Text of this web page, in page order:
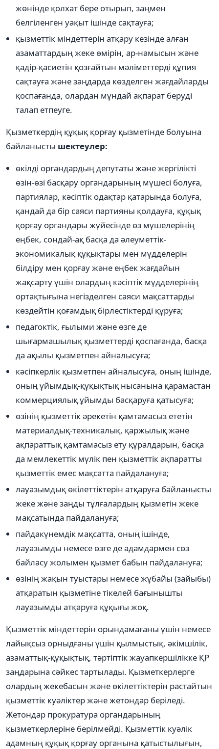
жөнінде қолхат бере отырып, заңмен
белгіленген уақыт ішінде сақтауға;
қызметтік міндеттерін атқару кезінде алған
азаматтардың жеке өмірін, ар-намысын және
қадір-қасиетін қозғайтын мәліметтерді құпия
сақтауға және заңдарда көзделген жағдайларды
қоспағанда, олардан мұндай ақпарат беруді
талап етпеуге.
Қызметкердің құқық қорғау қызметінде болуына
байланысты шектеулер:
өкілді органдардың депутаты және жергілікті
өзін-өзі басқару органдарының мүшесі болуға,
партиялар, кәсіптік одақтар қатарында болуға,
қандай да бір саяси партияны қолдауға, құқық
қорғау органдары жүйесінде өз мүшелерінің
еңбек, сондай-ақ басқа да әлеуметтік-
экономикалық құқықтары мен мүдделерін
білдіру мен қорғау және еңбек жағдайын
жақсарту үшін олардың кәсіптік мүдделерінің
ортақтығына негізделген саяси мақсаттарды
көздейтін қоғамдық бірлестіктерді құруға;
педагоктік, ғылыми және өзге де
шығармашылық қызметтерді қоспағанда, басқа
да ақылы қызметпен айналысуға;
кәсіпкерлік қызметпен айналысуға, оның ішінде,
оның ұйымдық-құқықтық нысанына қарамастан
коммерциялық ұйымды басқаруға қатысуға;
өзінің қызметтік әрекетін қамтамасыз ететін
материалдық-техникалық, қаржылық және
ақпараттық қамтамасыз ету құралдарын, басқа
да мемлекеттік мүлік пен қызметтік ақпаратты
қызметтік емес мақсатта пайдалануға;
лауазымдық өкілеттіктерін атқаруға байланысты
жеке және заңды тұлғалардың қызметін жеке
мақсатында пайдалануға;
пайдакүнемдік мақсатта, оның ішінде,
лауазымды немесе өзге де адамдармен сөз
байласу жолымен қызмет бабын пайдалануға;
өзінің жақын туыстары немесе жұбайы (зайыбы)
атқаратын қызметіне тікелей бағынышты
лауазымды атқаруға құқығы жоқ.
Қызметтік міндеттерін орындамағаны үшін немесе
лайықсыз орныдғаны үшін қылмыстық, әкімшілік,
азаматтық-құқықтық, тәртіптік жауапкершілікке ҚР
заңдарына сәйкес тартылады. Қызметкерлерге
олардың жекебасын және өкілеттіктерін растайтын
қызметтік куәліктер және жетондар беріледі.
Жетондар прокуратура органдарының
қызметкерлеріне берілмейді. Қызметтік куәлік
адамның құқық қорғау органына қатыстылығын,